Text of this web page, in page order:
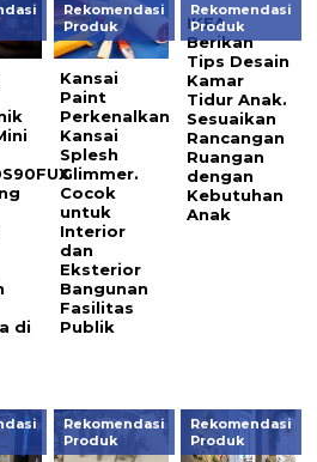
di
Rekomendasi
Produk
Kansai
Paint
Perkenalkan
Kansai
Splesh
Glimmer.
Cocok
untuk
Interior
dan
Eksterior
Bangunan
Fasilitas
Publik
Rekomendasi
Produk
IKEA
Berikan
Tips Desain
Kamar
Tidur Anak.
Sesuaikan
Rancangan
Ruangan
dengan
Kebutuhan
Anak
Rekomendasi
Produk
Rekomendasi
Produk